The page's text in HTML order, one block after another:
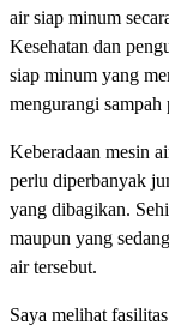
air siap minum
Kesehatan dan
siap minum yang
mengurangi
Keberadaan mesin
perlu diperbanyak
yang dibagikan.
maupun yang
air tersebut.
Saya melihat